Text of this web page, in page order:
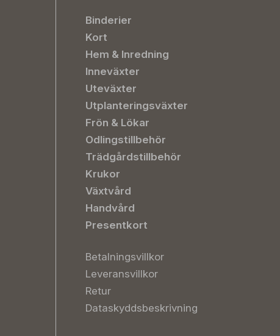
Binderier
Kort
Hem & Inredning
Inneväxter
Uteväxter
Utplanteringsväxter
Frön & Lökar
Odlingstillbehör
Trädgårdstillbehör
Krukor
Växtvård
Handvård
Presentkort
Betalningsvillkor
Leveransvillkor
Retur
Dataskyddsbeskrivning